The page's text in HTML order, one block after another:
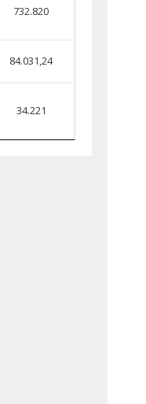
732.820
84.031,24
34.221